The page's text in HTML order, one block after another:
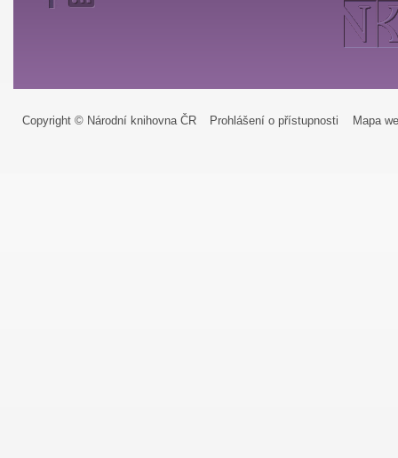
Copyright © Národní knihovna ČR Prohlášení o přístupnosti Mapa